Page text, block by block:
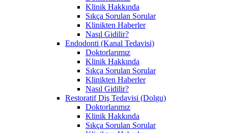
Klinik Hakkında
Sıkça Sorulan Sorular
Klinikten Haberler
Nasıl Gidilir?
Endodonti (Kanal Tedavisi)
Doktorlarımız
Klinik Hakkında
Sıkça Sorulan Sorular
Klinikten Haberler
Nasıl Gidilir?
Restoratif Diş Tedavisi (Dolgu)
Doktorlarımız
Klinik Hakkında
Sıkça Sorulan Sorular